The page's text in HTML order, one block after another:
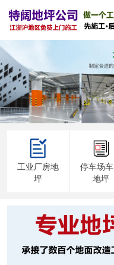
工业厂房地
坪
停车场
地坪